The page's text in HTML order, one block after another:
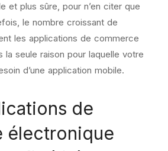
et plus sûre, pour n’en citer que
le nombre croissant de
les applications de commerce
la seule raison pour laquelle votre
d’une application mobile.
de
électronique